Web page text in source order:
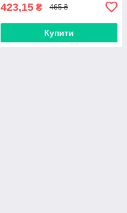
423,15 ₴ 465 ₴
Купити